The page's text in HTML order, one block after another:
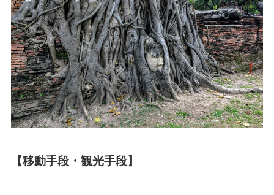
【移動手段・観光手段】